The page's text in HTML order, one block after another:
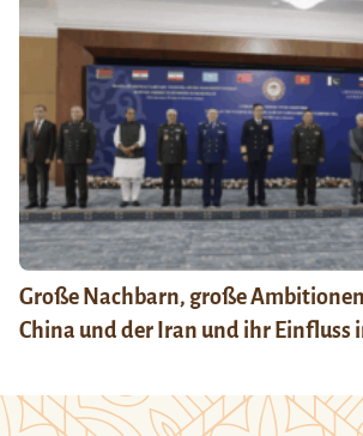
Große Nachbarn, große
China und der Iran und ihr Einfluss